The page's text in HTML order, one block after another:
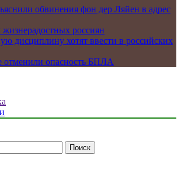
обвинения фон дер Ляйен в адрес
жизнерадостных россиян
дисциплину хотят ввести в российских
отменили опасность БПЛА